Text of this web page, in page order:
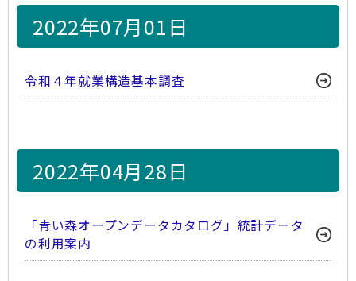
2022年07月01日
令和４年就業構造基本調査
2022年04月28日
「青い森オープンデータカタログ」統計データ
の利用案内